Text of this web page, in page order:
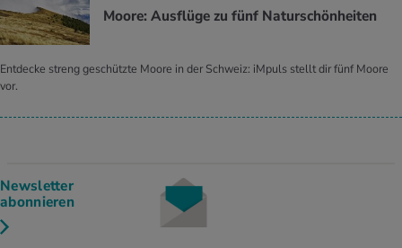
Moore: Ausflüge zu fünf Naturschönheiten
Entdecke streng geschützte Moore in der Schweiz: iMpuls stellt dir fünf Moore
vor.
Newsletter
abonnieren